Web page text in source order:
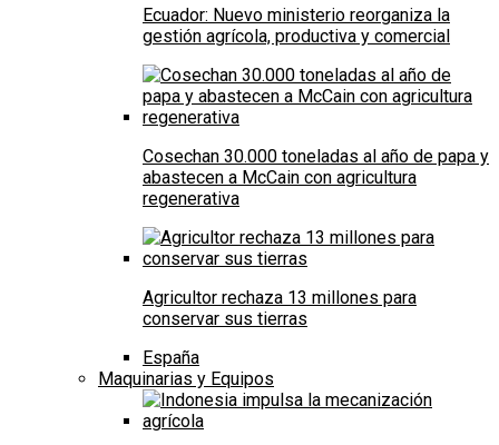
Ecuador: Nuevo ministerio reorganiza la
gestión agrícola, productiva y comercial
Cosechan 30.000 toneladas al año de papa y
abastecen a McCain con agricultura
regenerativa
Agricultor rechaza 13 millones para
conservar sus tierras
España
Maquinarias y Equipos